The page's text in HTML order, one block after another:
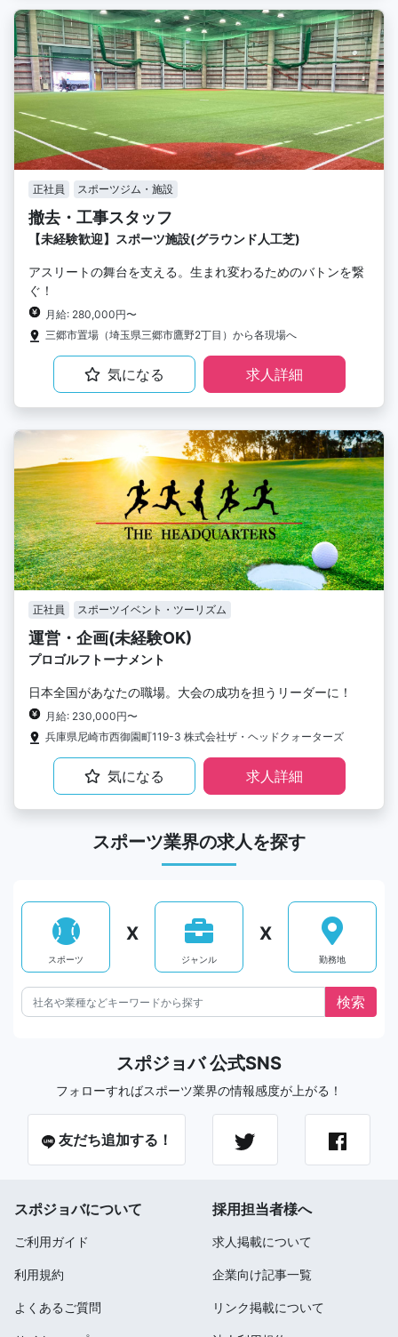
正社員 スポーツジム・施設
撤去・工事スタッフ
【未経験歓迎】スポーツ施設(グラウンド人工芝)
アスリートの舞台を支える。生まれ変わるためのバトンを繋
ぐ！
月給: 280,000円〜
三郷市置場（埼玉県三郷市鷹野2丁目）から各現場へ
気になる 求人詳細
正社員 スポーツイベント・ツーリズム
運営・企画(未経験OK)
プロゴルフトーナメント
日本全国があなたの職場。大会の成功を担うリーダーに！
月給: 230,000円〜
兵庫県尼崎市西御園町119-3 株式会社ザ・ヘッドクォーターズ
気になる 求人詳細
スポーツ業界の求人を探す
スポーツ
X
ジャンル
X
勤務地
スポジョバ 公式SNS
フォローすればスポーツ業界の情報感度が上がる！
友だち追加する！
スポジョバについて
ご利用ガイド
利用規約
よくあるご質問
採用担当者様へ
求人掲載について
企業向け記事一覧
リンク掲載について